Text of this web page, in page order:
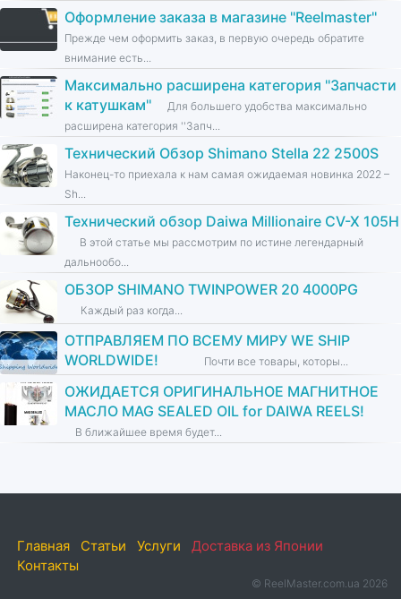
Оформление заказа в магазине ''Reelmaster''
Прежде чем оформить заказ, в первую очередь обратите
внимание есть...
Максимально расширена категория ''Запчасти
к катушкам''
Для большего удобства максимально
расширена категория ''Запч...
Технический Обзор Shimano Stella 22 2500S
Наконец-то приехала к нам самая ожидаемая новинка 2022 –
Sh...
Технический обзор Daiwa Millionaire CV-X 105H
В этой статье мы рассмотрим по истине легендарный
дальнообо...
ОБЗОР SHIMANO TWINPOWER 20 4000PG
Каждый раз когда...
ОТПРАВЛЯЕМ ПО ВСЕМУ МИРУ WE SHIP
WORLDWIDE!
Почти все товары, которы...
ОЖИДАЕТСЯ ОРИГИНАЛЬНОЕ МАГНИТНОЕ
МАСЛО MAG SEALED OIL for DAIWA REELS!
В ближайшее время будет...
Главная Статьи Услуги
Доставка из Японии
Контакты
© ReelMaster.com.ua 2026